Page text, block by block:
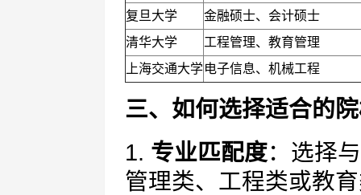
复旦大学
金融硕士、会计硕士
清华大学
工程管理、教育管理
上海交通大学电子信息、机械工程
三、如何选择适合的
1. 专业匹配度：选择
管理类、工程类或教